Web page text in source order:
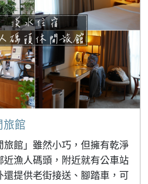
旅館
旅館」雖然小巧，但擁有乾淨
近漁人碼頭，附近就有公車站
還提供老街接送、腳踏車，可